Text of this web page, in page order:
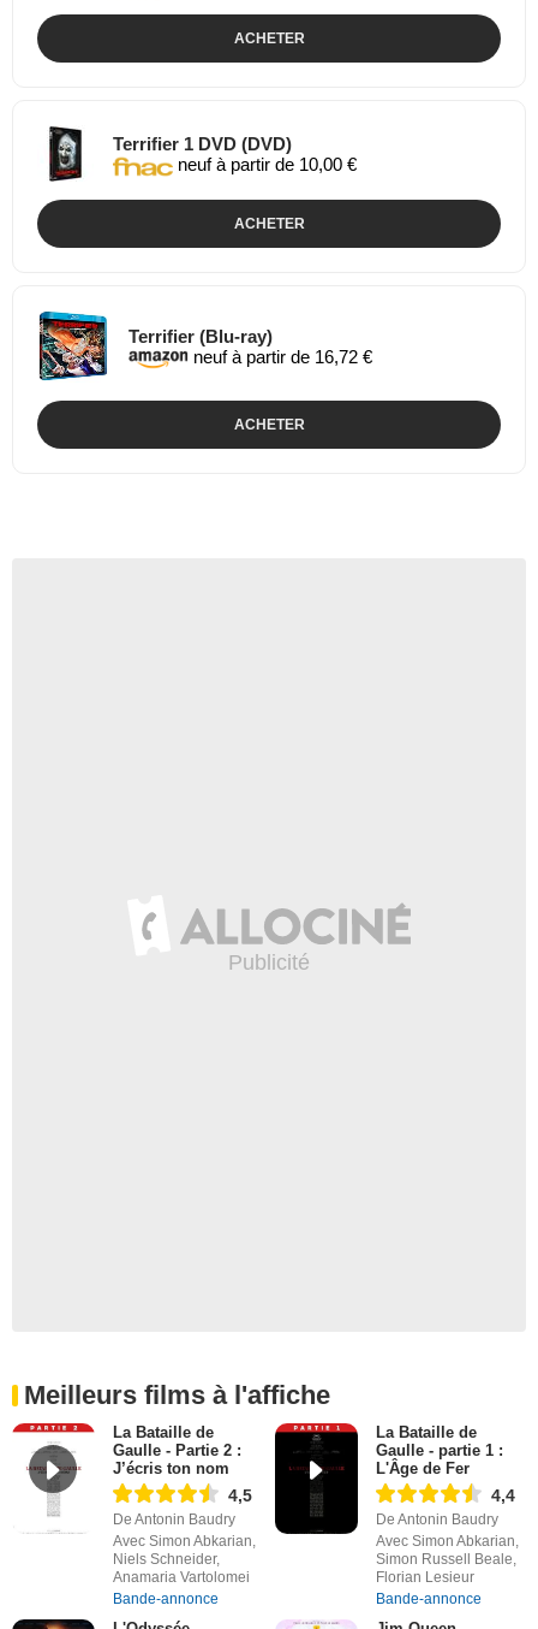
ACHETER
Terrifier 1 DVD (DVD)
neuf à partir de 10,00 €
ACHETER
Terrifier (Blu-ray)
neuf à partir de 16,72 €
ACHETER
Meilleurs films à l'affiche
La Bataille de
Gaulle - Partie 2 :
J’écris ton nom
4,5
De Antonin Baudry
Avec Simon Abkarian,
Niels Schneider,
Anamaria Vartolomei
Bande-annonce
La Bataille de
Gaulle - partie 1 :
L'Âge de Fer
4,4
De Antonin Baudry
Avec Simon Abkarian,
Simon Russell Beale,
Florian Lesieur
Bande-annonce